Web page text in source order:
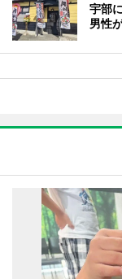
宇部
男性